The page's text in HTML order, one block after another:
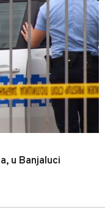
u Banjaluci